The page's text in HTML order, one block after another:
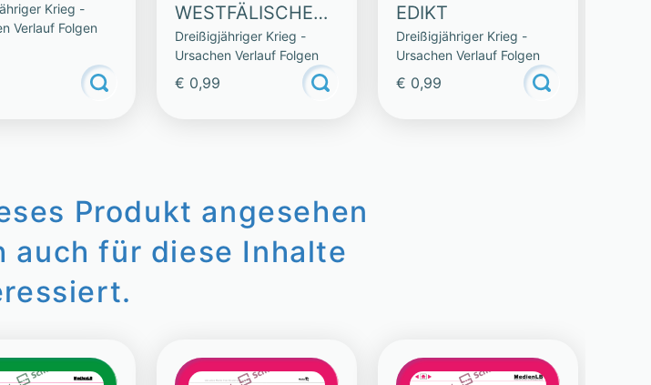
Krieg -
Verlauf Folgen
WESTFÄLISCHE
FRIEDEN
Dreißigjähriger Krieg -
Ursachen Verlauf Folgen
€ 0,99
EDIKT
Dreißigjähriger Krieg -
Ursachen Verlauf Folgen
€ 0,99
Produkt angesehen
auch für diese Inhalte